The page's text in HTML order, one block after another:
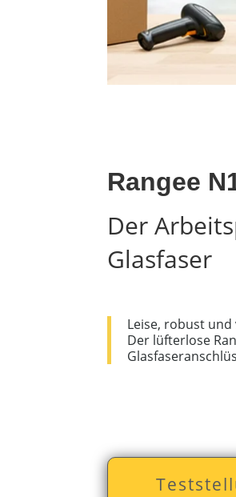
Rangee
Der
Glasfaser
Leise, robust
Der lüfterlose